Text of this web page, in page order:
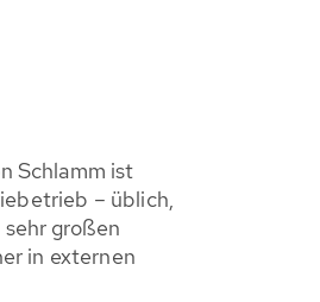
Schlamm ist
– üblich,
großen
in externen